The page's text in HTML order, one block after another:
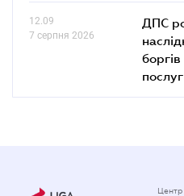
12.09
7 серпня 2026
ДПС
Центр